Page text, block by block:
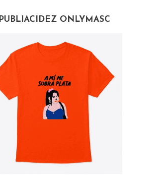
PUBLIACIDEZ ONLYMASC